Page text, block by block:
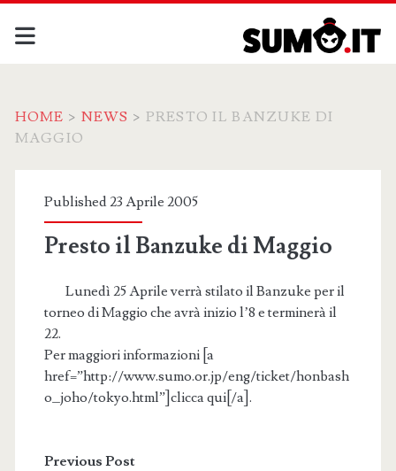
HOME > NEWS > PRESTO IL BANZUKE DI
MAGGIO
Published 23 Aprile 2005
Presto il Banzuke di Maggio
Lunedì 25 Aprile verrà stilato il Banzuke per il
torneo di Maggio che avrà inizio l’8 e terminerà il
22.
Per maggiori informazioni [a
href=”http://www.sumo.or.jp/eng/ticket/honbash
o_joho/tokyo.html”]clicca qui[/a].
Previous Post